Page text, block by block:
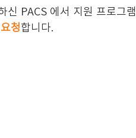
신 PACS 에서 지원 프로그
청합니다.